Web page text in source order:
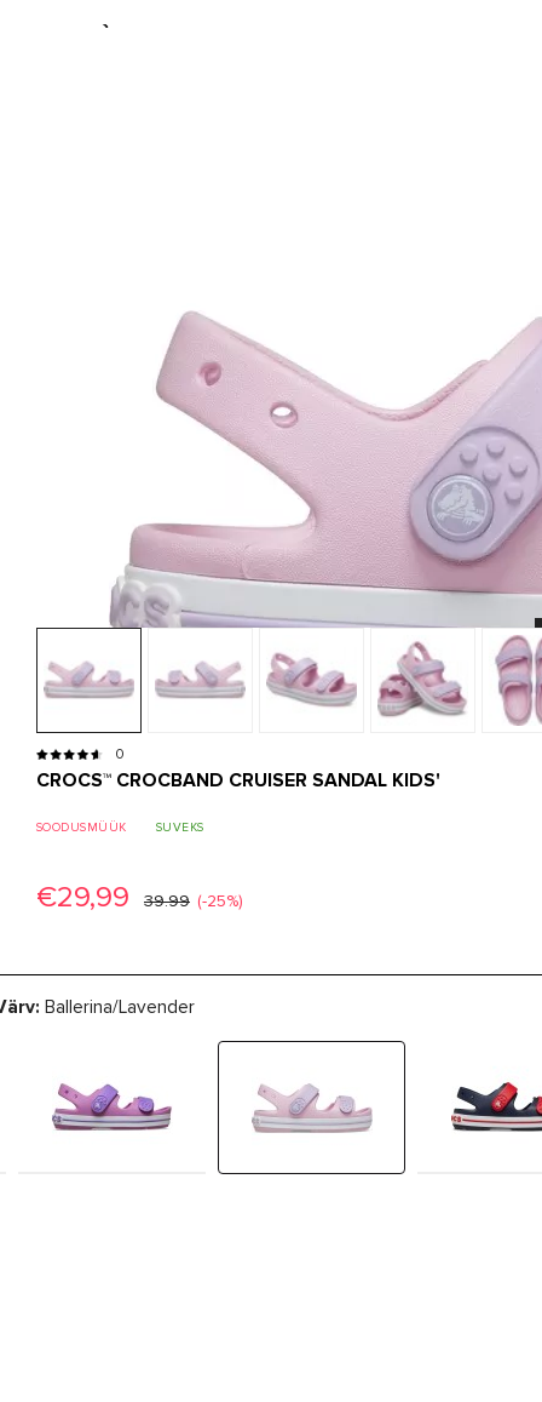
0
CROCS™ CROCBAND CRUISER SANDAL KIDS'
SOODUSMÜÜK SUVEKS
€29,99 39.99 (-25%)
Ballerina/Lavender